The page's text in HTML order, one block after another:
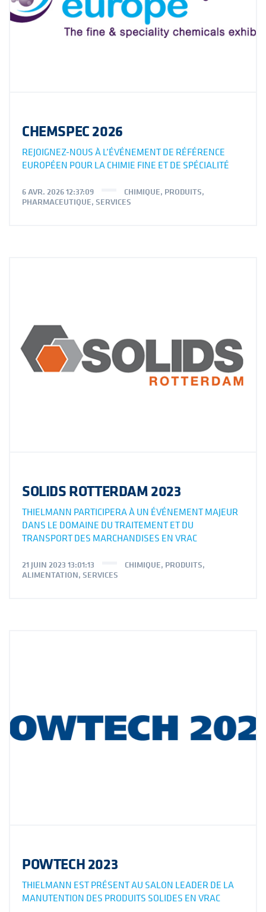
CHEMSPEC 2026
REJOIGNEZ-NOUS À L’ÉVÉNEMENT DE RÉFÉRENCE
EUROPÉEN POUR LA CHIMIE FINE ET DE SPÉCIALITÉ
6 AVR. 2026 12:37:09 CHIMIQUE, PRODUITS,
PHARMACEUTIQUE, SERVICES
SOLIDS ROTTERDAM 2023
THIELMANN PARTICIPERA À UN ÉVÉNEMENT MAJEUR
DANS LE DOMAINE DU TRAITEMENT ET DU
TRANSPORT DES MARCHANDISES EN VRAC
21 JUIN 2023 13:01:13 CHIMIQUE, PRODUITS,
ALIMENTATION, SERVICES
POWTECH 2023
THIELMANN EST PRÉSENT AU SALON LEADER DE LA
MANUTENTION DES PRODUITS SOLIDES EN VRAC